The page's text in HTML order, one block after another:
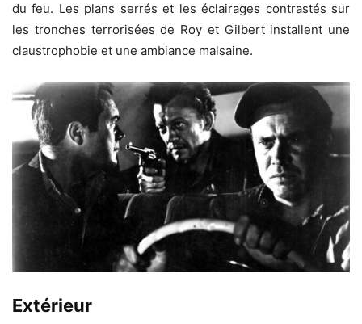
du feu. Les plans serrés et les éclairages contrastés sur
les tronches terrorisées de Roy et Gilbert installent une
claustrophobie et une ambiance malsaine.
Extérieur